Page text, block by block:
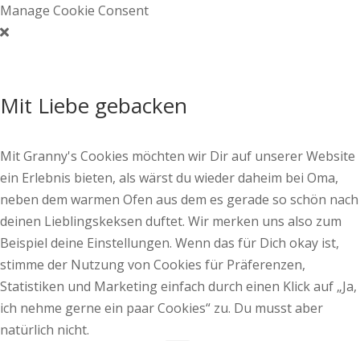
Manage Cookie Consent
Mit Liebe gebacken
Mit Granny's Cookies möchten wir Dir auf unserer Website
ein Erlebnis bieten, als wärst du wieder daheim bei Oma,
neben dem warmen Ofen aus dem es gerade so schön nach
deinen Lieblingskeksen duftet. Wir merken uns also zum
Beispiel deine Einstellungen. Wenn das für Dich okay ist,
stimme der Nutzung von Cookies für Präferenzen,
Statistiken und Marketing einfach durch einen Klick auf „Ja,
ich nehme gerne ein paar Cookies“ zu. Du musst aber
natürlich nicht.